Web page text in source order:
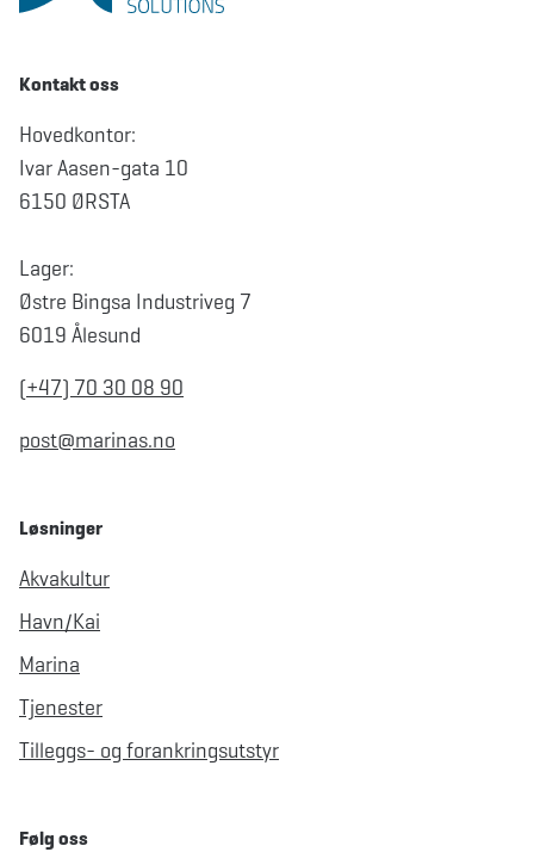
Kontakt oss
Hovedkontor:
Ivar Aasen-gata 10
6150 ØRSTA
Lager:
Østre Bingsa Industriveg 7
6019 Ålesund
(+47) 70 30 08 90
post@marinas.no
Løsninger
Akvakultur
Havn/Kai
Marina
Tjenester
Tilleggs- og forankringsutstyr
Følg oss